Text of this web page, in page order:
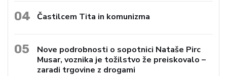
04 Častilcem Tita in komunizma
05
Nove podrobnosti o sopotnici Nataše Pirc
Musar, voznika je tožilstvo že preiskovalo –
zaradi trgovine z drogami